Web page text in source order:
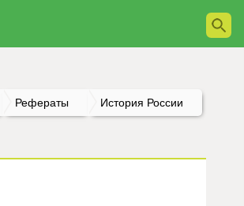
Рефераты История России